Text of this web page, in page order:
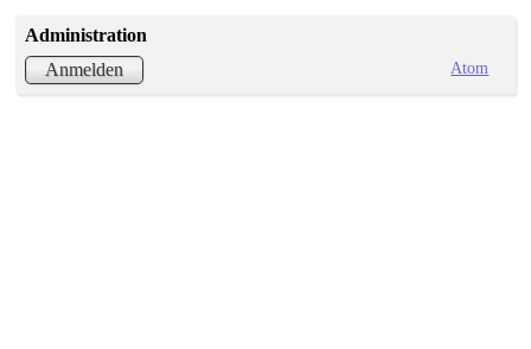
Administration
Anmelden
Atom